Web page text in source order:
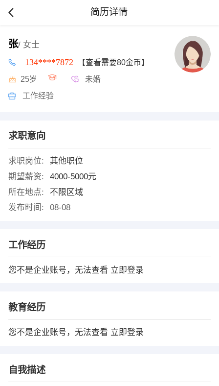
简历详情
张/ 女士
134****7872 【查看需要80金币】
25岁 未婚
工作经验
求职意向
求职岗位:
其他职位
期望薪资:
4000-5000元
所在地点:
不限区域
发布时间:
08-08
工作经历
您不是企业账号，无法查看 立即登录
教育经历
您不是企业账号，无法查看 立即登录
自我描述